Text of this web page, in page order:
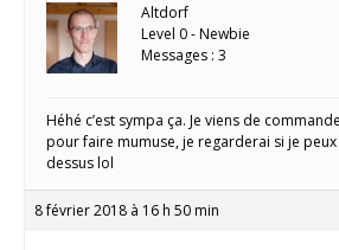
Altdorf
Level 0 - Newbie
Messages : 3
Héhé c’est sympa ça. Je viens de
pour faire mumuse, je regarderai si je
dessus lol
8 février 2018 à 16 h 50 min